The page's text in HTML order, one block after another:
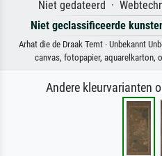
Niet gedateerd ·
Niet geclassificeerde
Arhat die de Draak Temt · Unbekannt
canvas, fotopapier, aquarelkarton,
Andere kleurvarianten